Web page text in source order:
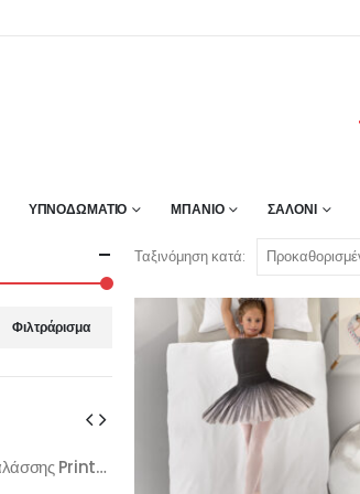
ΥΠΝΟΔΩΜΑΤΙΟ ΜΠΑΝΙΟ ΣΑΛΟΝΙ
Ταξινόμηση κατά:
Φιλτράρισμα
Πετσέτα Θαλάσσης Printed Fruits No.3